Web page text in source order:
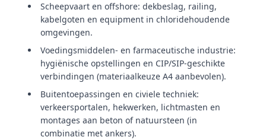
Scheepvaart en offshore: dekbeslag, railing,
kabelgoten en equipment in chloridehoudende
omgevingen.
Voedingsmiddelen- en farmaceutische industrie:
hygiënische opstellingen en CIP/SIP-geschikte
verbindingen (materiaalkeuze A4 aanbevolen).
Buitentoepassingen en civiele techniek:
verkeersportalen, hekwerken, lichtmasten en
montages aan beton of natuursteen (in
combinatie met ankers).